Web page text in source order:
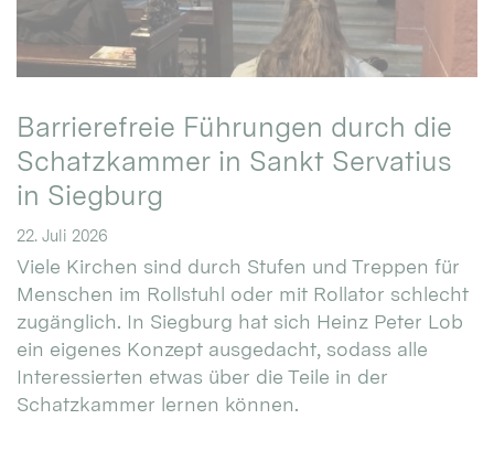
Barrierefreie Führungen durch die
Schatzkammer in Sankt Servatius
in Siegburg
22. Juli 2026
Viele Kirchen sind durch Stufen und Treppen für
Menschen im Rollstuhl oder mit Rollator schlecht
zugänglich. In Siegburg hat sich Heinz Peter Lob
ein eigenes Konzept ausgedacht, sodass alle
Interessierten etwas über die Teile in der
Schatzkammer lernen können.